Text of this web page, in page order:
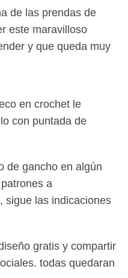
de las prendas de
este maravilloso
y que queda muy
en crochet le
con puntada de
de gancho en algún
a
sigue las indicaciones
gratis y compartir
todas quedaran